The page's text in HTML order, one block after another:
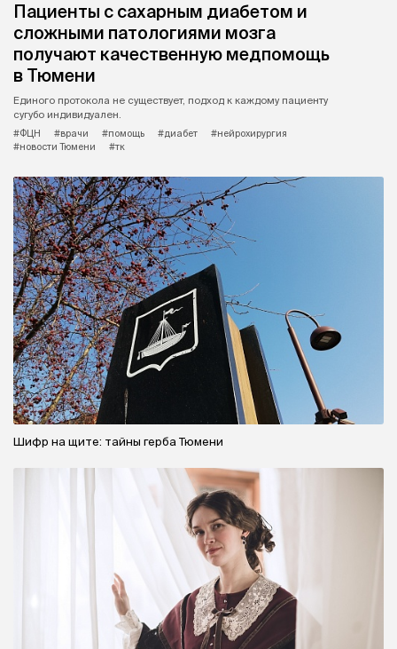
Пациенты с сахарным диабетом и
сложными патологиями мозга
получают качественную медпомощь
в Тюмени
Единого протокола не существует, подход к каждому пациенту
сугубо индивидуален.
#ФЦН
#врачи #помощь #диабет
#нейрохирургия
#новости Тюмени
#тк
Шифр на щите: тайны герба Тюмени